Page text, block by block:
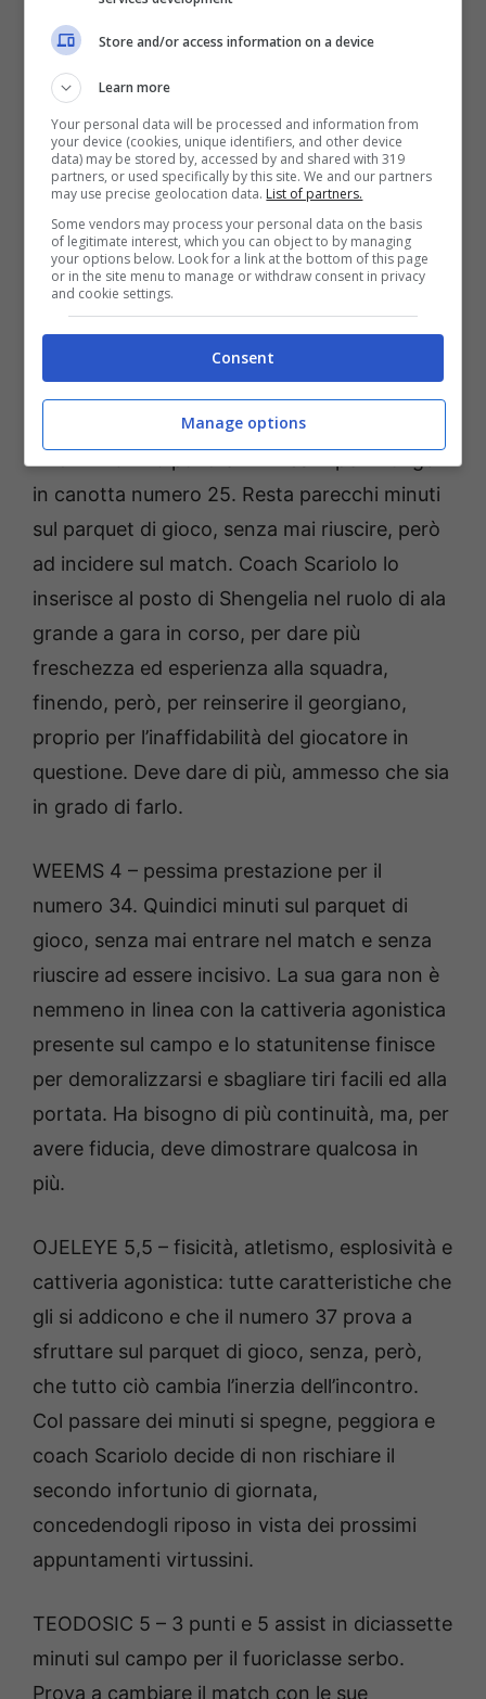
fase difensiva e ci mette carattere, ma da
solo non può cambiare l’inerzia della partita.
HACKETT 5 – è troppo nervoso e, non a
caso, si fa fischiare contro un evitabile fallo
antisportivo. Prova a tenere in difesa, ma è
difficile farlo contro il pacchetto esterni della
compagine di Istanbul, in un giorno davvero
è autore di un’importante tripla dall’angolo ad
inizio ripresa, ma a gara già indirizzata.
in canotta numero 25. Resta parecchi minuti
sul parquet di gioco, senza mai riuscire, però
ad incidere sul match. Coach Scariolo lo
inserisce al posto di Shengelia nel ruolo di ala
grande a gara in corso, per dare più
freschezza ed esperienza alla squadra,
finendo, però, per reinserire il georgiano,
proprio per l’inaffidabilità del giocatore in
questione. Deve dare di più, ammesso che sia
in grado di farlo.
WEEMS 4 – pessima prestazione per il
numero 34. Quindici minuti sul parquet di
gioco, senza mai entrare nel match e senza
riuscire ad essere incisivo. La sua gara non è
nemmeno in linea con la cattiveria agonistica
presente sul campo e lo statunitense finisce
per demoralizzarsi e sbagliare tiri facili ed alla
portata. Ha bisogno di più continuità, ma, per
avere fiducia, deve dimostrare qualcosa in
più.
OJELEYE 5,5 – fisicità, atletismo, esplosività e
cattiveria agonistica: tutte caratteristiche che
gli si addicono e che il numero 37 prova a
sfruttare sul parquet di gioco, senza, però,
che tutto ciò cambia l’inerzia dell’incontro.
Col passare dei minuti si spegne, peggiora e
coach Scariolo decide di non rischiare il
secondo infortunio di giornata,
concedendogli riposo in vista dei prossimi
appuntamenti virtussini.
TEODOSIC 5 – 3 punti e 5 assist in diciassette
minuti sul campo per il fuoriclasse serbo.
Prova a cambiare il match con le sue
Store and/or access information on a device
Learn more
Your personal data will be processed and information from
your device (cookies, unique identifiers, and other device
data) may be stored by, accessed by and shared with 319
partners, or used specifically by this site. We and our partners
may use precise geolocation data. List of partners.
Some vendors may process your personal data on the basis
of legitimate interest, which you can object to by managing
your options below. Look for a link at the bottom of this page
or in the site menu to manage or withdraw consent in privacy
and cookie settings.
Consent
Manage options